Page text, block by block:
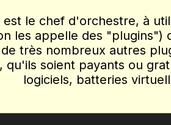
est le chef d'orchestre, à
les appelle des "plugins")
très nombreux autres
qu'ils soient payants ou
logiciels, batteries